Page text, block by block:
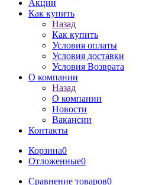
Акции
Как купить
Назад
Как купить
Условия оплаты
Условия доставки
Условия Возврата
О компании
Назад
О компании
Новости
Вакансии
Контакты
Корзина0
Отложенные0
Сравнение товаров0